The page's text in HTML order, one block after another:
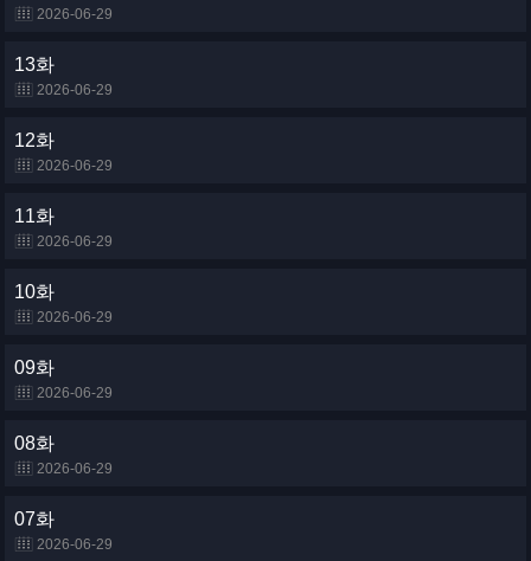
2026-06-29
13화
2026-06-29
12화
2026-06-29
11화
2026-06-29
10화
2026-06-29
09화
2026-06-29
08화
2026-06-29
07화
2026-06-29